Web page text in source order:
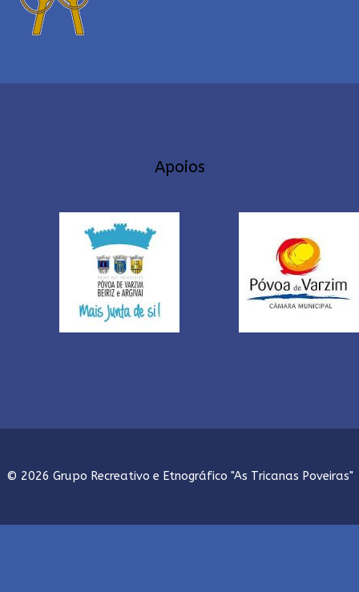
Apoios
© 2026 Grupo Recreativo e Etnográfico "As Tricanas Poveiras"